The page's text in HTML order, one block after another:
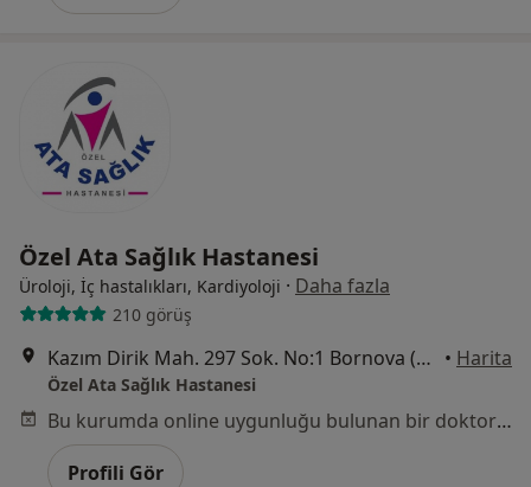
Özel Ata Sağlık Hastanesi
Üroloji, İç hastalıkları, Kardiyoloji · Daha fazla
210 görüş
Kazım Dirik Mah. 297 Sok. No:1 Bornova (Metro Stadyum Durağı), İzmir • Harita
Özel Ata Sağlık Hastanesi
Bu kurumda online uygunluğu bulunan bir doktor veya uzman bulunamadı
Profili Gör